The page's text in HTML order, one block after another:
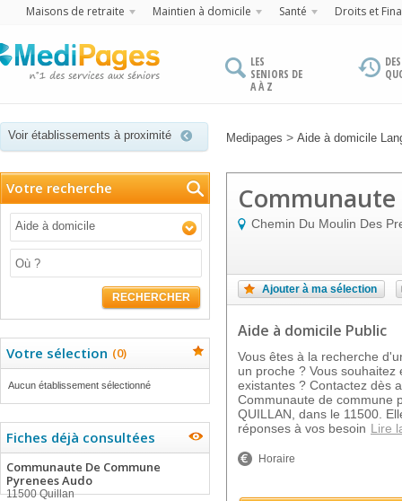
Maisons de retraite Maintien à domicile Santé Droits et
LES
SENIORS DE
A À Z
Voir établissements à proximité Medipages > Aide à domicile
Votre recherche
Aide à domicile
RECHERCHER
Votre sélection (0)
Aucun établissement sélectionné
Fiches déjà consultées
Communaute De Commune
Pyrenees Audo
11500 Quillan
Chemin Du Moulin Des
Ajouter à ma sélection
Aide à domicile Public
Vous êtes à la recherche
un proche ? Vous
existantes ? Contactez dès
Communaute de commune
QUILLAN, dans le 11500.
réponses à vos besoin Lire
Horaire